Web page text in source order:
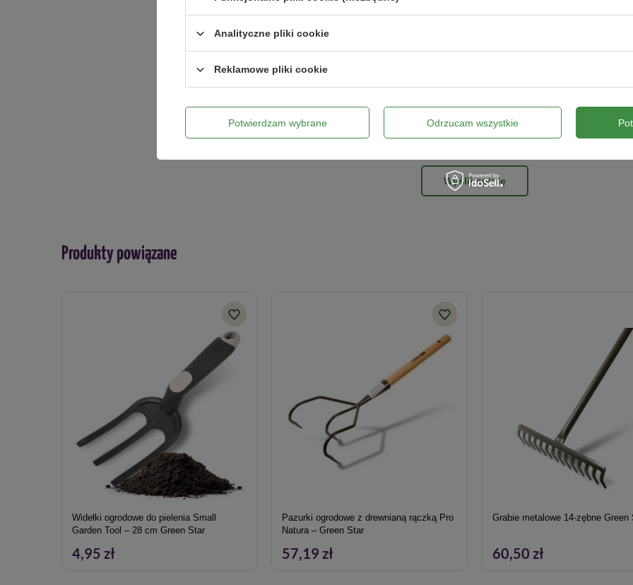
Dodaj własne zdjęcie produktu:
Twoje imię
Twój email
Wyślij opinię
Produkty powiązane
Widełki ogrodowe do pielenia Small
Garden Tool – 28 cm Green Star
4,95 zł
Pazurki ogrodowe z drewnianą rączką Pro
Natura – Green Star
57,19 zł
Grabie metalowe 14-zębne Green
60,50 zł
Analityczne pliki cookie
Reklamowe pliki cookie
Potwierdzam wybrane Odrzucam wszystkie